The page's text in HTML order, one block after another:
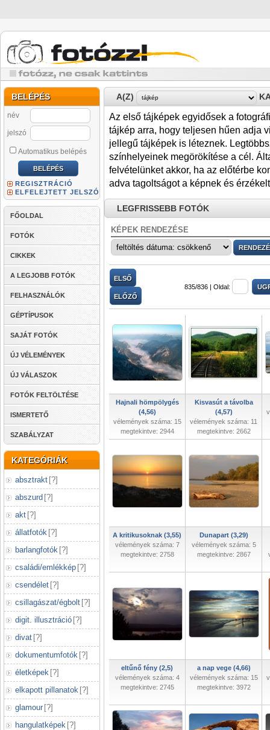
BELÉPÉS
név
jelszó
Automatikus belépés
REGISZTRÁCIÓ
ELFELEJTETT JELSZÓ
FŐOLDAL
FOTÓK
CIKKEK
A LEGJOBB FOTÓK
FELHASZNÁLÓK
GÉPTÍPUSOK
SAJÁT FOTÓK
ÚJ VÉLEMÉNYEK
ÚJ VÁLASZOK
FOTÓK FELTÖLTÉSE
ISMERTETŐ
SZABÁLYZAT
KATEGÓRIÁK
absztrakt [?]
abszurd [?]
akt [?]
állatfotók [?]
barlangfotók [?]
családi/emlékkép [?]
csendélet [?]
csillagászat/égbolt [?]
digit. illusztráció [?]
divat [?]
dokumentumfotók [?]
életképek [?]
elkapott pillanatok [?]
glamour [?]
hangulatképek [?]
A(Z)
Az első tájképek egyidősek a
tájkép arra, hogy teljesen hűen adja
jellegű tájképek is léteznek.
színhelyeinek megörökítése a cél.
felvételünket akkor, ha az előtérbe
adva tagoltságot a képnek és
LEGFRISSEBB FOTÓK
KÉPEK RENDEZÉSE
ELSŐ
ELŐZŐ
835/836 | Oldal:
Hajnali hömpölygés
(4,56)
vélemények száma: 15
megtekintve: 2944
Kisvasút a távolba
(4,57)
vélemények száma: 11
megtekintve: 2662
A kritikusoknak (3,55)
vélemények száma: 7
megtekintve: 2758
Dunapart (3,29)
vélemények száma: 5
megtekintve: 2867
eltűnő fény (2,5)
vélemények száma: 4
megtekintve: 2745
a nap vege (4,66)
vélemények száma: 15
megtekintve: 3972